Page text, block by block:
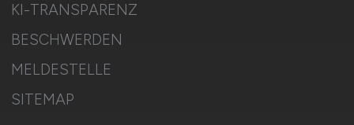
KI-TRANSPARENZ
BESCHWERDEN
MELDESTELLE
SITEMAP